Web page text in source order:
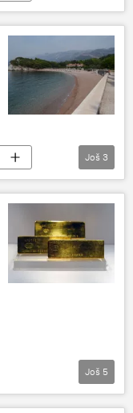
Region
Još 3
Još 5